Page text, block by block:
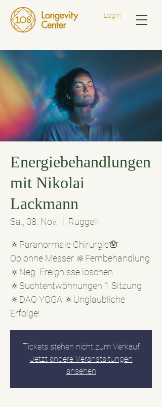
Login
Energiebehandlungen
mit Nikolai
Lackmann
Sa., 08. Nov.
  |
Ruggell
🔅Paranormale Chirurgie🪬
Op.ohne Messer 🔆Fernbehandlung
🔅Neg. Ereignisse löschen
🔅Suchtentwöhnungen 1.Sitzung
🔅DAO YOGA 🔅Unglaubliche
Erfolge!
Tickets stehen nicht zum Verkauf
Jetzt andere Veranstaltungen
ansehen